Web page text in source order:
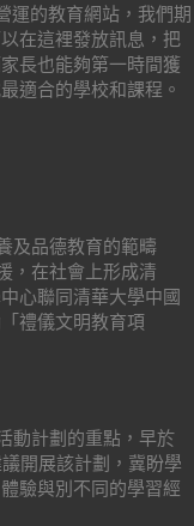
運的教育網站，我們期
在這裡發放訊息，把
長也能夠第一時間獲
適合的學校和課程。
及品德教育的範疇
，在社會上形成清
心聯同清華大學中國
禮儀文明教育項
動計劃的重點，早於
開展該計劃，冀盼學
驗與別不同的學習經